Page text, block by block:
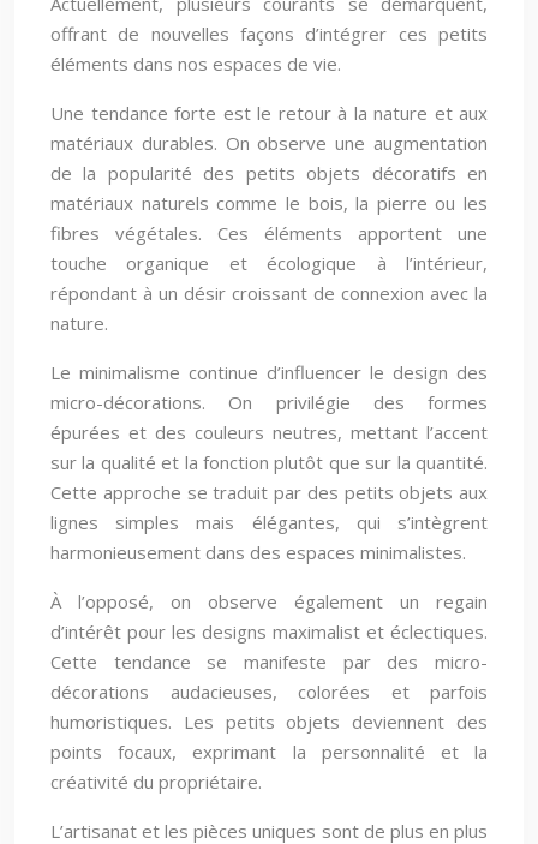
offrant de nouvelles façons d’intégrer ces petits
éléments dans nos espaces de vie.
Une tendance forte est le retour à la nature et aux
matériaux durables. On observe une augmentation
de la popularité des petits objets décoratifs en
matériaux naturels comme le bois, la pierre ou les
fibres végétales. Ces éléments apportent une
touche organique et écologique à l’intérieur,
répondant à un désir croissant de connexion avec la
nature.
Le minimalisme continue d’influencer le design des
micro-décorations. On privilégie des formes
épurées et des couleurs neutres, mettant l’accent
sur la qualité et la fonction plutôt que sur la quantité.
Cette approche se traduit par des petits objets aux
lignes simples mais élégantes, qui s’intègrent
harmonieusement dans des espaces minimalistes.
À l’opposé, on observe également un regain
d’intérêt pour les designs maximalist et éclectiques.
Cette tendance se manifeste par des micro-
décorations audacieuses, colorées et parfois
humoristiques. Les petits objets deviennent des
points focaux, exprimant la personnalité et la
créativité du propriétaire.
L’artisanat et les pièces uniques sont de plus en plus